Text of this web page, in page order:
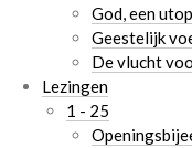
God, een
Geestelijk
De vlucht
Lezingen
1 - 25